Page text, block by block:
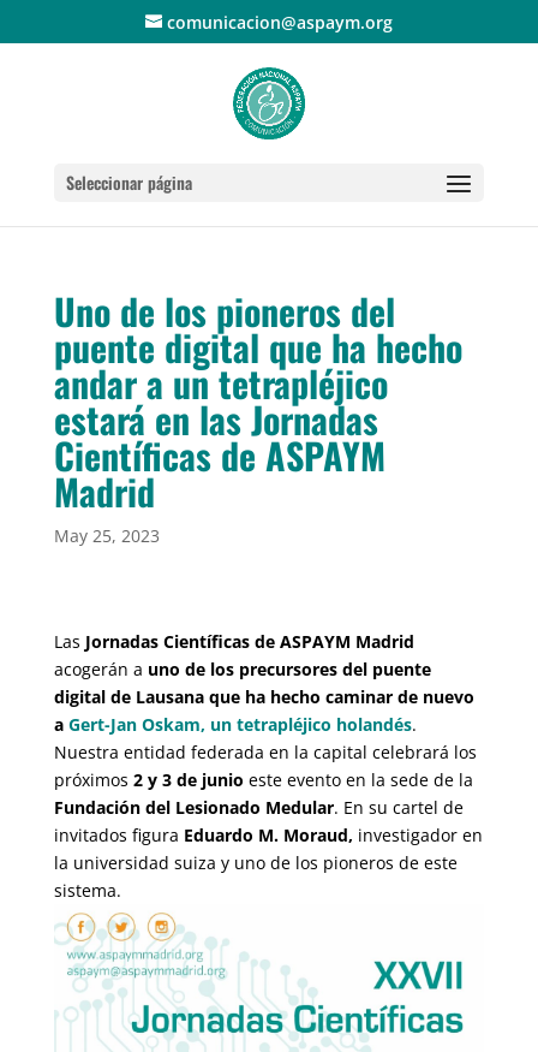
comunicacion@aspaym.org
Seleccionar página
Uno de los pioneros del
puente digital que ha hecho
andar a un tetrapléjico
estará en las Jornadas
Científicas de ASPAYM
Madrid
May 25, 2023
Las Jornadas Científicas de ASPAYM Madrid
acogerán a uno de los precursores del puente
digital de Lausana que ha hecho caminar de nuevo
a Gert-Jan Oskam, un tetrapléjico holandés.
Nuestra entidad federada en la capital celebrará los
próximos 2 y 3 de junio este evento en la sede de la
Fundación del Lesionado Medular. En su cartel de
invitados figura Eduardo M. Moraud, investigador en
la universidad suiza y uno de los pioneros de este
sistema.